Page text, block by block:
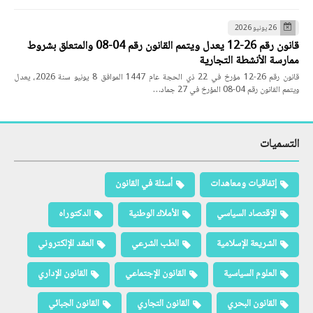
26 يونيو 2026
قانون رقم 26-12 يعدل ويتمم القانون رقم 04-08 والمتعلق بشروط
ممارسة الأنشطة التجارية
قانون رقم 26-12 مؤرخ في 22 ذي الحجة عام 1447 الموافق 8 يونيو سنة 2026، يعدل
ويتمم القانون رقم 04-08 المؤرخ في 27 جماد…
التسميات
إتفاقيات ومعاهدات
أسئلة في القانون
الإقتصاد السياسي
الأملاك الوطنية
الدكتوراه
الشريعة الإسلامية
الطب الشرعي
العقد الإلكتروني
العلوم السياسية
القانون الإجتماعي
القانون الإداري
القانون البحري
القانون التجاري
القانون الجبائي